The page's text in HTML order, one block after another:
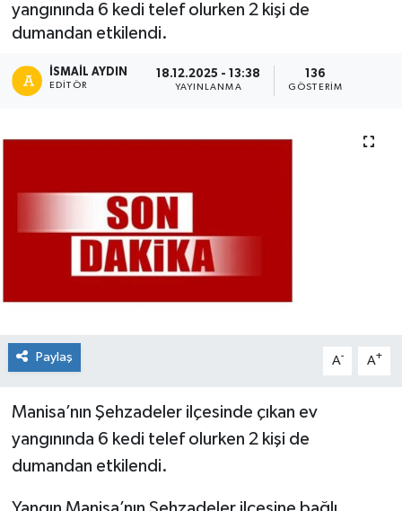
yangınında 6 kedi telef olurken 2 kişi de
dumandan etkilendi.
İSMAIL AYDIN
EDITÖR
18.12.2025 - 13:38
YAYINLANMA
136
GÖSTERIM
Paylaş A- A+
Manisa’nın Şehzadeler ilçesinde çıkan ev
yangınında 6 kedi telef olurken 2 kişi de
dumandan etkilendi.